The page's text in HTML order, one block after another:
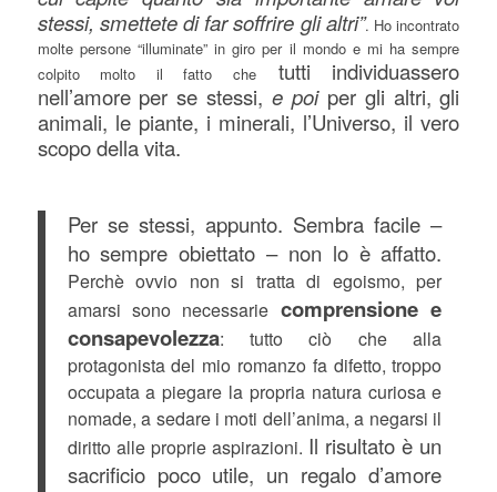
stessi, smettete di far soffrire gli altri”. Ho incontrato
molte persone “illuminate” in giro per il mondo e mi ha sempre
colpito molto il fatto che
tutti individuassero
nell’amore per se stessi,e poiper gli altri, gli
animali, le piante, i minerali, l’Universo, il vero
scopo della vita.
Per se stessi, appunto. Sembra facile –
ho sempre obiettato – non lo è affatto.
Perchè ovvio non si tratta di egoismo, per
amarsi sono necessarie comprensione e
consapevolezza: tutto ciò che alla
protagonista del mio romanzo fa difetto, troppo
occupata a piegare la propria natura curiosa e
nomade, a sedare i moti dell’anima, a negarsi il
diritto alle proprie aspirazioni. Il risultato è un
sacrificio poco utile, un regalo d’amore